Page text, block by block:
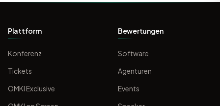
Plattform
Konferenz
Tickets
OMKI Exclusive
Bewertungen
Software
Agenturen
Events